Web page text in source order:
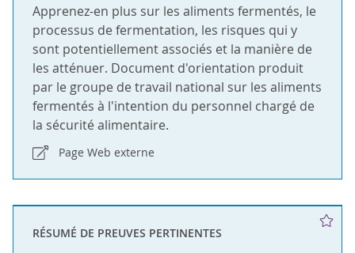
Apprenez-en plus sur les aliments fermentés, le
processus de fermentation, les risques qui y
sont potentiellement associés et la manière de
les atténuer. Document d'orientation produit
par le groupe de travail national sur les aliments
fermentés à l'intention du personnel chargé de
la sécurité alimentaire.
Page Web externe
RÉSUMÉ DE PREUVES PERTINENTES